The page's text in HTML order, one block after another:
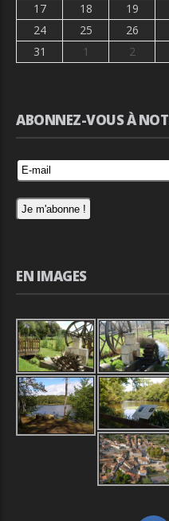
17
18 19
24
25 26
31
1 2
ABONNEZ-VOUS À
EN IMAGES